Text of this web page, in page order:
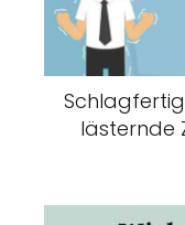
lästernde